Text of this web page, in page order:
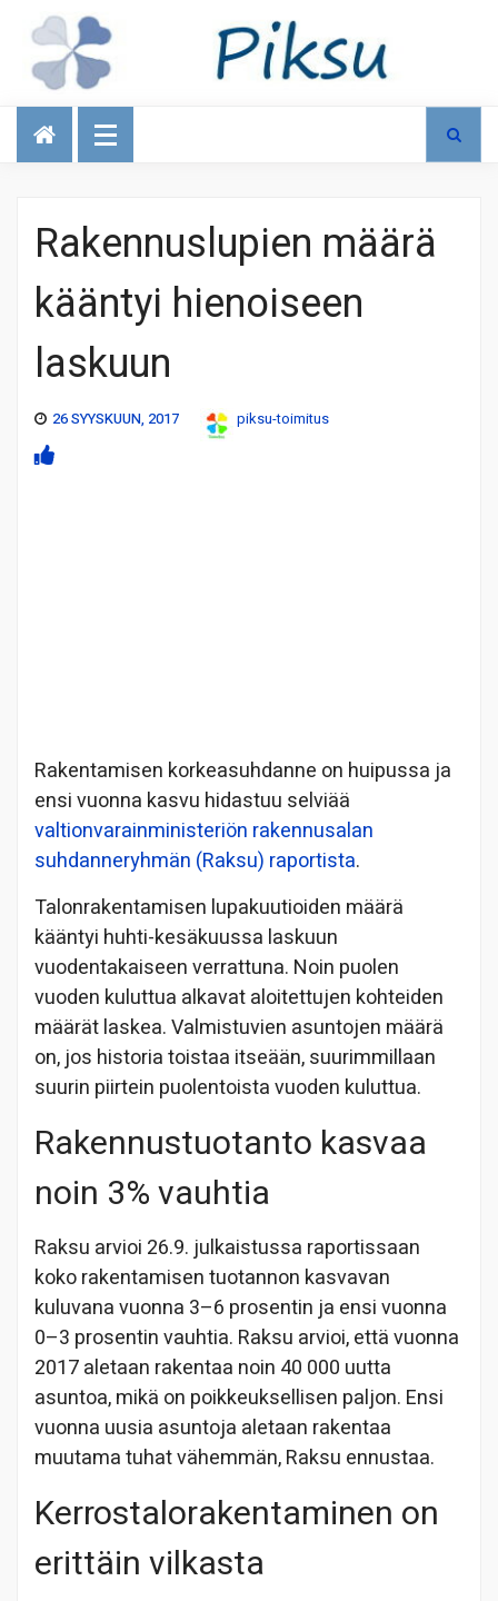
Talous
Rakennuslupien määrä
kääntyi hienoiseen
laskuun
26 SYYSKUUN, 2017 piksu-toimitus
Rakentamisen korkeasuhdanne on huipussa ja
ensi vuonna kasvu hidastuu selviää
valtionvarainministeriön rakennusalan
suhdanneryhmän (Raksu) raportista.
Talonrakentamisen lupakuutioiden määrä
kääntyi huhti-kesäkuussa laskuun
vuodentakaiseen verrattuna. Noin puolen
vuoden kuluttua alkavat aloitettujen kohteiden
määrät laskea. Valmistuvien asuntojen määrä
on, jos historia toistaa itseään, suurimmillaan
suurin piirtein puolentoista vuoden kuluttua.
Rakennustuotanto kasvaa
noin 3% vauhtia
Raksu arvioi 26.9. julkaistussa raportissaan
koko rakentamisen tuotannon kasvavan
kuluvana vuonna 3–6 prosentin ja ensi vuonna
0–3 prosentin vauhtia. Raksu arvioi, että vuonna
2017 aletaan rakentaa noin 40 000 uutta
asuntoa, mikä on poikkeuksellisen paljon. Ensi
vuonna uusia asuntoja aletaan rakentaa
muutama tuhat vähemmän, Raksu ennustaa.
Kerrostalorakentaminen on
erittäin vilkasta